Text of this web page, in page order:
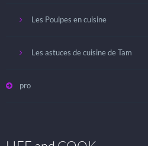
Les Poulpes en cuisine
Les astuces de cuisine de Tam
pro